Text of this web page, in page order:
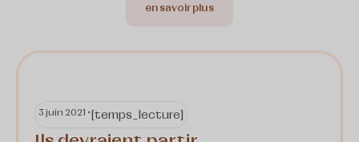
en savoir plus
3 juin 2021 •[temps_lecture]